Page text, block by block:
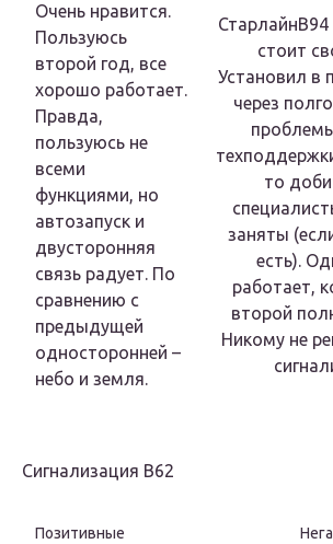
Очень нравится.
Пользуюсь
второй год, все
хорошо работает.
Правда,
пользуюсь не
всеми
функциями, но
автозапуск и
двусторонняя
связь радует. По
сравнению с
предыдущей
односторонней –
небо и земля.
стоит
Установил в
через
то
заняты
есть).
работает,
второй
Никому не
Сигнализация В62
Позитивные